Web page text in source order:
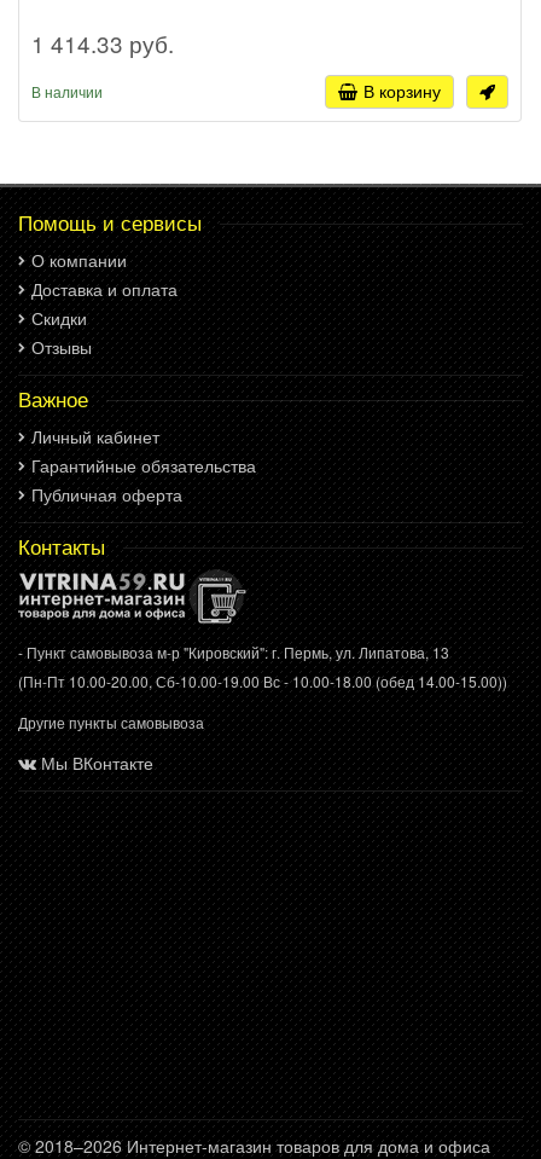
1 414.33 руб.
В наличии В корзину
Помощь и сервисы
О компании
Доставка и оплата
Скидки
Отзывы
Важное
Личный кабинет
Гарантийные обязательства
Публичная оферта
Контакты
- Пункт самовывоза м-р "Кировский": г. Пермь, ул. Липатова, 13
(Пн-Пт 10.00-20.00, Сб-10.00-19.00 Вс - 10.00-18.00 (обед 14.00-15.00))
Другие пункты самовывоза
Мы ВКонтакте
© 2018–2026 Интернет-магазин товаров для дома и офиса